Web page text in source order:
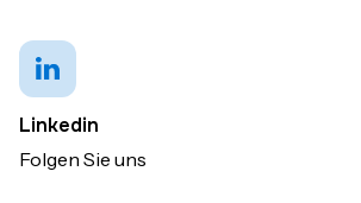
Linkedin
Folgen Sie uns